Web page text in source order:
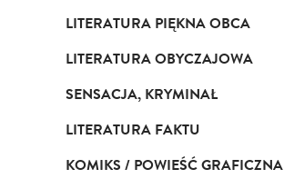
LITERATURA PIĘKNA OBCA
LITERATURA OBYCZAJOWA
SENSACJA, KRYMINAŁ
LITERATURA FAKTU
KOMIKS / POWIEŚĆ GRAFICZNA